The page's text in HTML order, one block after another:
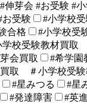
伸芽会 #お受験 #
お受験 #小学校受
合格 #小学校受
学校受験教材買
会買取
#希学園
取 ＃小学校受験
#星みつる #星
#発達障害 #英